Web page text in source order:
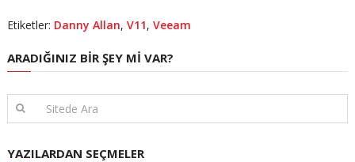
Etiketler: Danny Allan, V11, Veeam
ARADIĞINIZ BIR ŞEY MI VAR?
YAZILARDAN SEÇMELER